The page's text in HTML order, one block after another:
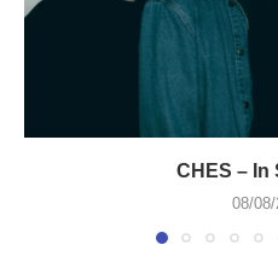
CHES – In
08/